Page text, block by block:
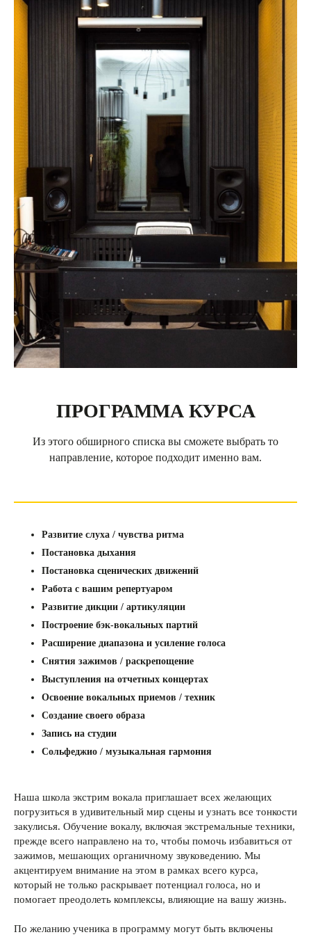
ПРОГРАММА КУРСА
Из этого обширного списка вы сможете выбрать то
направление, которое подходит именно вам.
Развитие слуха / чувства ритма
Постановка дыхания
Постановка сценических движений
Работа с вашим репертуаром
Развитие дикции / артикуляции
Построение бэк-вокальных партий
Расширение диапазона и усиление голоса
Снятия зажимов / раскрепощение
Выступления на отчетных концертах
Освоение вокальных приемов / техник
Создание своего образа
Запись на студии
Сольфеджио / музыкальная гармония
Наша школа экстрим вокала приглашает всех желающих
погрузиться в удивительный мир сцены и узнать все тонкости
закулисья. Обучение вокалу, включая экстремальные техники,
прежде всего направлено на то, чтобы помочь избавиться от
зажимов, мешающих органичному звуковедению. Мы
акцентируем внимание на этом в рамках всего курса,
который не только раскрывает потенциал голоса, но и
помогает преодолеть комплексы, влияющие на вашу жизнь.
По желанию ученика в программу могут быть включены